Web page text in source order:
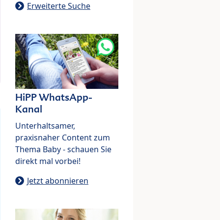
Erweiterte Suche
HiPP WhatsApp-
Kanal
Unterhaltsamer,
praxisnaher Content zum
Thema Baby - schauen Sie
direkt mal vorbei!
Jetzt abonnieren